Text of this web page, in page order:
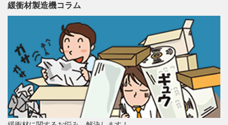
緩衝材製造機コラム